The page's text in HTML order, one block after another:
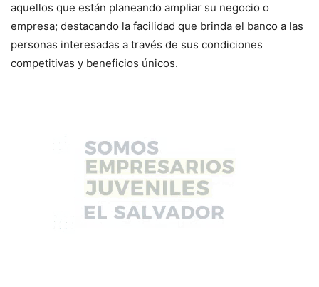
aquellos que están planeando ampliar su negocio o
empresa; destacando la facilidad que brinda el banco a las
personas interesadas a través de sus condiciones
competitivas y beneficios únicos.